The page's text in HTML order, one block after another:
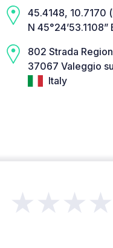
45.4148, 10.7170
N 45°24’53.1108”
802 Strada
37067 Valeggio
Italy